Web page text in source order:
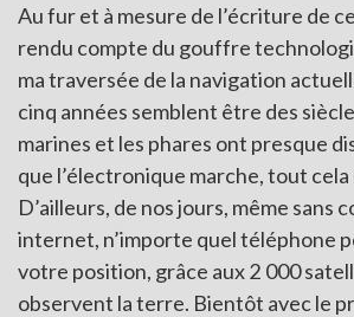
Au fur et à mesure de l’écriture de
rendu compte du gouffre
ma traversée de la navigation
cinq années semblent être des
marines et les phares ont presque
que l’électronique marche, tout cela
D’ailleurs, de nos jours, même sans
internet, n’importe quel téléphone
votre position, grâce aux 2 000
observent la terre. Bientôt avec le